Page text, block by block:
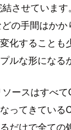
させていま
の手間はか
化することも
ルな形になる
ースはすべて
ってきている
だけで全ての